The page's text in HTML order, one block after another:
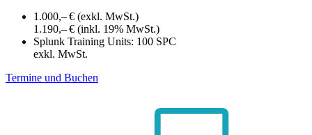
1.000,– € (exkl. MwSt.)
1.190,– € (inkl. 19% MwSt.)
Splunk Training Units: 100 SPC
exkl. MwSt.
Termine und Buchen